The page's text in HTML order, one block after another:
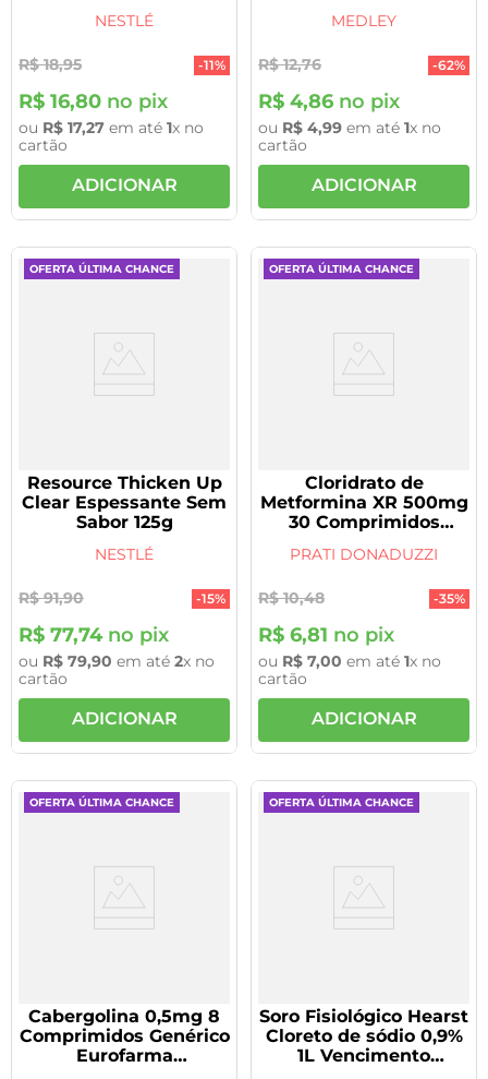
NESTLÉ
R$ 18,95 -11%
R$ 16,80 no pix
ou R$ 17,27 em até 1x no
cartão
ADICIONAR
MEDLEY
R$ 12,76 -62%
R$ 4,86 no pix
ou R$ 4,99 em até 1x no
cartão
ADICIONAR
OFERTA ÚLTIMA CHANCE
Resource Thicken Up
Clear Espessante Sem
Sabor 125g
NESTLÉ
R$ 91,90 -15%
R$ 77,74no pix
ou R$ 79,90 em até 2x no
cartão
ADICIONAR
OFERTA ÚLTIMA CHANCE
Cloridrato de
Metformina XR 500mg
30 Comprimidos
Genérico Prati
VENCIMENTO
PRATI DONADUZZI
R$ 10,48 -35%
R$ 6,81 no pix
ou R$ 7,00 em até 1x no
cartão
ADICIONAR
OFERTA ÚLTIMA CHANCE
Cabergolina 0,5mg 8
Comprimidos Genérico
Eurofarma
OFERTA ÚLTIMA CHANCE
Soro Fisiológico Hearst
Cloreto de sódio 0,9%
1L Vencimento